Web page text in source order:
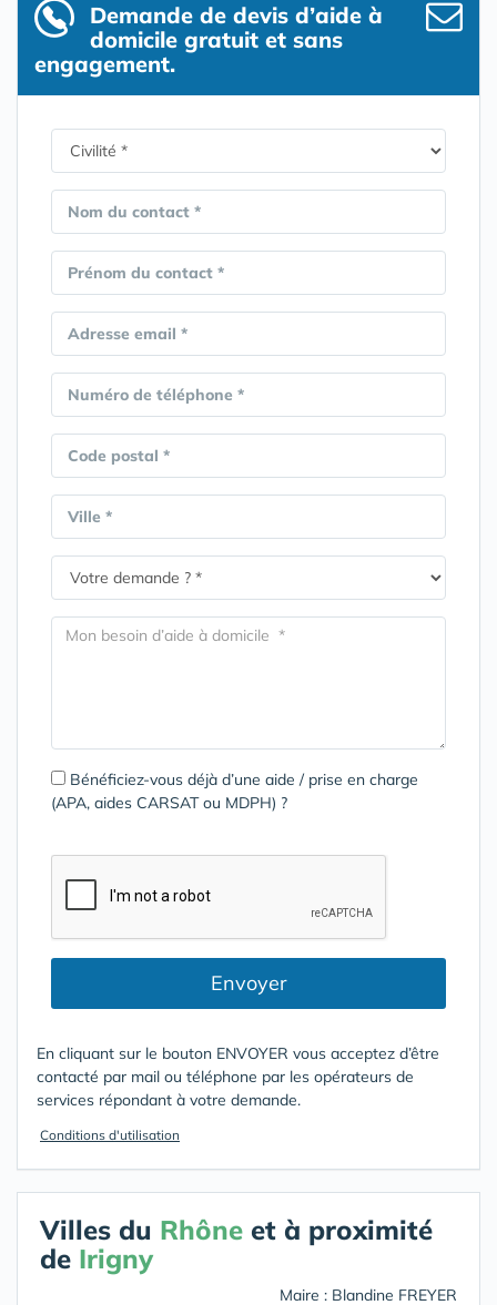
Demande de devis d’aide à
domicile gratuit et sans
engagement.
Nom du contact *
Prénom du contact *
Adresse email *
Numéro de téléphone *
Code postal *
Ville *
Bénéficiez-vous déjà d’une aide / prise en charge
(APA, aides CARSAT ou MDPH) ?
Envoyer
En cliquant sur le bouton ENVOYER vous acceptez d’être
contacté par mail ou téléphone par les opérateurs de
services répondant à votre demande.
Conditions d'utilisation
Villes du Rhône et à proximité
de Irigny
Maire : Blandine FREYER